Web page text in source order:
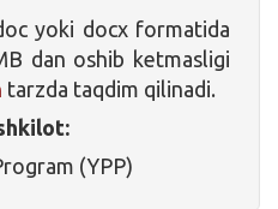
yoki docx formatida
dan oshib ketmasligi
tarzda taqdim qilinadi.
(YPP)